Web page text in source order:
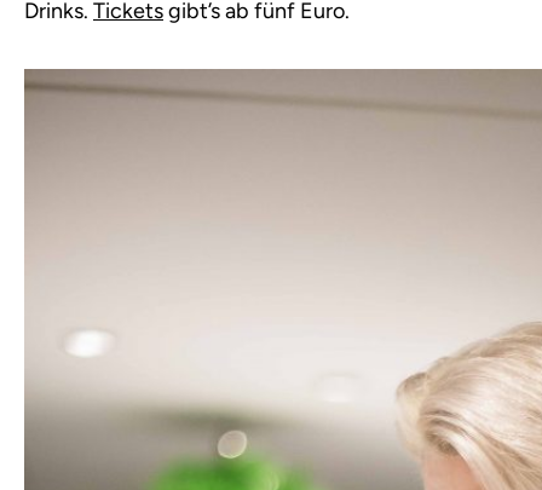
Drinks. Ticketsgibt’s ab fünf Euro.